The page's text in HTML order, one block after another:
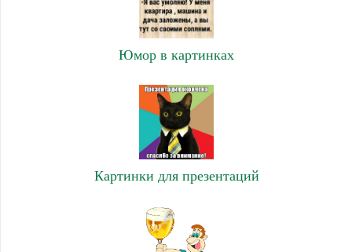
Юмор в картинках
Картинки для презентаций